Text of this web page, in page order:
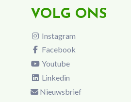
VOLG ONS
Instagram
Facebook
Youtube
Linkedin
Nieuwsbrief